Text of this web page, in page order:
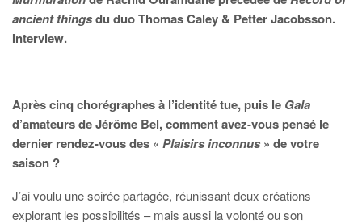
ancient thingsdu duo Thomas Caley & Petter Jacobsson.
Interview.
Après cinq chorégraphes à l’identité tue, puis le Gala
d’amateurs de Jérôme Bel, comment avez-vous pensé le
dernier rendez-vous des « Plaisirs inconnus» de votre
saison ?
J’ai voulu une soirée partagée, réunissant deux créations
explorant les possibilités – mais aussi la volonté ou son